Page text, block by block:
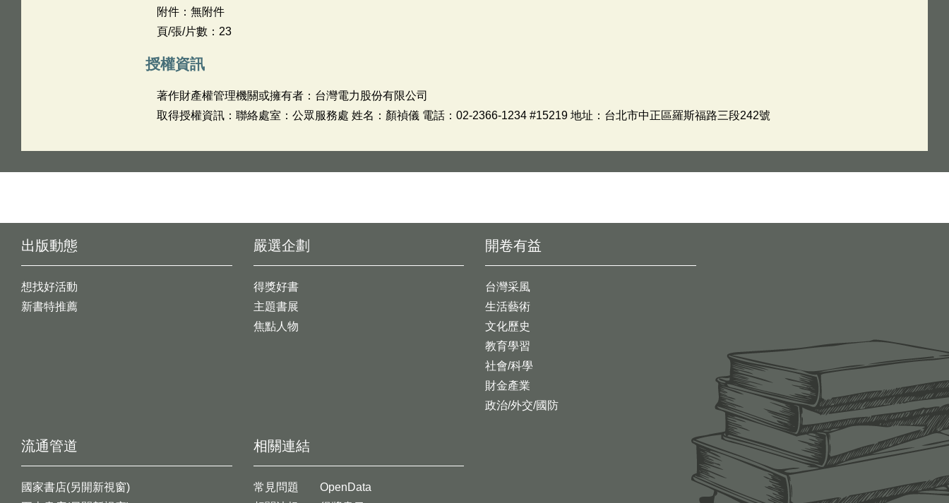
附件：無附件
頁/張/片數：23
授權資訊
著作財產權管理機關或擁有者：台灣電力股份有限公司
取得授權資訊：聯絡處室：公眾服務處 姓名：顏禎儀 電話：02-2366-1234 #15219 地址：台北市中正區羅斯福路三段242號
出版動態
想找好活動
新書特推薦
開卷有益
台灣采風
生活藝術
文化歷史
教育學習
社會/科學
財金產業
政治/外交/國防
嚴選企劃
得獎好書
主題書展
焦點人物
流通管道
國家書店(另開新視窗)
相關連結
常見問題
OpenData